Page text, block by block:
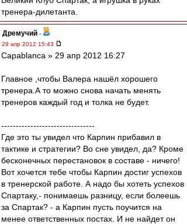
тренера-дилетанта.
Дремучий -
29 апр 2012 15:43
Сapablanca » 29 апр 2012 16:27
Главное ,чтобы Валера нашёл хорошего
тренера.А то можно снова начать менять
тренеров каждый год и толка не будет.
--------------------------------
Где это ты увидел что Карпин прибавил в
тактике и стратегии? Во сне увидел, да? Кроме
бесконечных перестановок в составе - ничего!
Вот хочется тебе чтобы Карпин достиг успехов
в тренерской работе. А надо бы хотеть успехов
Спартаку,- понимаешь разницу, если болеешь
за Спартак? - а Карпин пусть поучится на
менее ответственных постах. И не найдет он